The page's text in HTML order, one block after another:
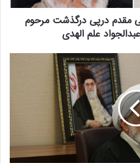
مقدم درپی درگذشت مرحوم
علم الهدی